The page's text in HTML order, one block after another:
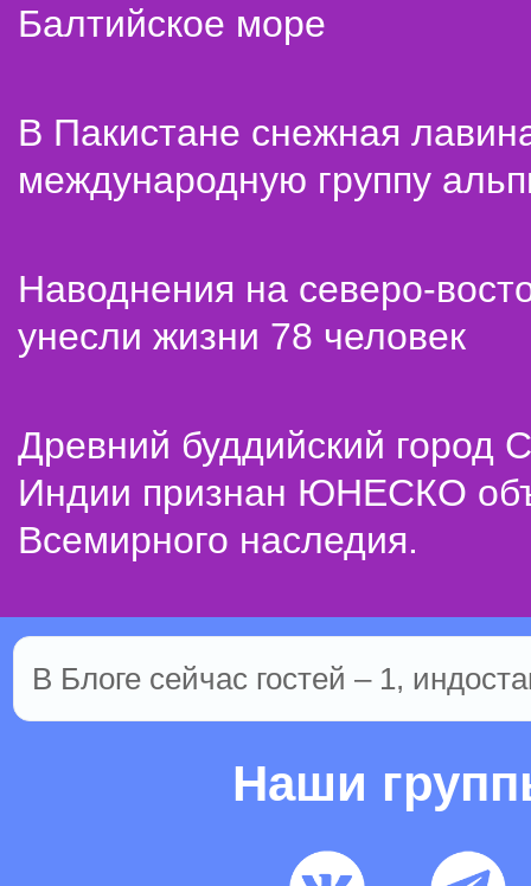
Балтийское море
В Пакистане снежная
международную группу
Наводнения на северо-
унесли жизни 78 человек
Древний буддийский город
Индии признан ЮНЕСКО
Всемирного наследия.
В Блоге сейчас гостей – 1,
Наши